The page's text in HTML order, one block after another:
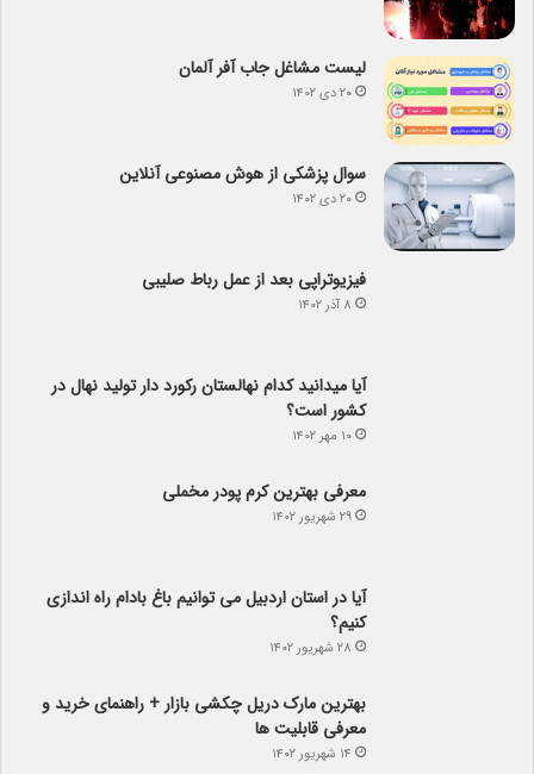
لیست مشاغل جاب آفر آلمان
۲۰ دی ۱۴۰۲
سوال پزشکی از هوش مصنوعی آنلاین
۲۰ دی ۱۴۰۲
فیزیوتراپی بعد از عمل رباط صلیبی
۸ آذر ۱۴۰۲
کشور است؟
۱۰ مهر ۱۴۰۲
معرفی بهترین کرم پودر مخملی
آیا در استان اردبیل می توانیم باغ بادام راه اندازی
کنیم؟
بهترین مارک دریل چکشی بازار + راهنمای خرید و
معرفی قابلیت ها
۱۴ شهریور ۱۴۰۲
ویزای استارتاپ کانادا: چگونه می‌توانید رویای
کارآفرینی خود را در کانادا به حقیقت تبدیل کنید
۵ مرداد ۱۴۰۲